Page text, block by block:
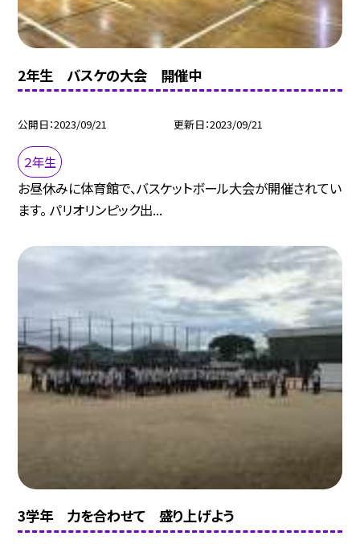
2年生 バスケの大会 開催中
公開日 2023/09/21 更新日 2023/09/21
２年生
お昼休みに体育館で、バスケットボール大会が開催されてい
ます。 パリオリンピック出...
3学年 力を合わせて 盛り上げよう